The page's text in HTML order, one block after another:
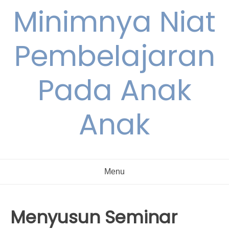
Minimnya Niat
Pembelajaran
Pada Anak
Anak
Menu
Menyusun Seminar